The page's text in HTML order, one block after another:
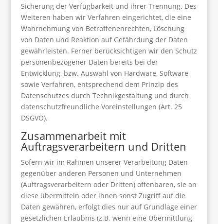
Sicherung der Verfügbarkeit und ihrer Trennung. Des
Weiteren haben wir Verfahren eingerichtet, die eine
Wahrnehmung von Betroffenenrechten, Löschung
von Daten und Reaktion auf Gefährdung der Daten
gewährleisten. Ferner berücksichtigen wir den Schutz
personenbezogener Daten bereits bei der
Entwicklung, bzw. Auswahl von Hardware, Software
sowie Verfahren, entsprechend dem Prinzip des
Datenschutzes durch Technikgestaltung und durch
datenschutzfreundliche Voreinstellungen (Art. 25
DSGVO).
Zusammenarbeit mit
Auftragsverarbeitern und Dritten
Sofern wir im Rahmen unserer Verarbeitung Daten
gegenüber anderen Personen und Unternehmen
(Auftragsverarbeitern oder Dritten) offenbaren, sie an
diese übermitteln oder ihnen sonst Zugriff auf die
Daten gewähren, erfolgt dies nur auf Grundlage einer
gesetzlichen Erlaubnis (z.B. wenn eine Übermittlung